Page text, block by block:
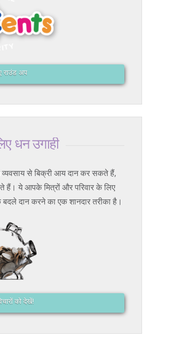
राउंड अप
धन उगाही
से बिक्री आय दान कर सकते हैं,
हैं। ये आपके मित्रों और परिवार के लिए
दान करने का एक शानदार तरीका है।
को देखें!